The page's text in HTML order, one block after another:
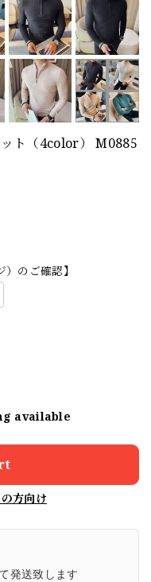
ト（4color） M0885
のご確認】
available
方向け
発送致します